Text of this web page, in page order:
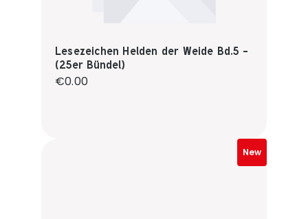
Lesezeichen Helden der Weide Bd.5 -
(25er Bündel)
Regular price:
€0.00
New